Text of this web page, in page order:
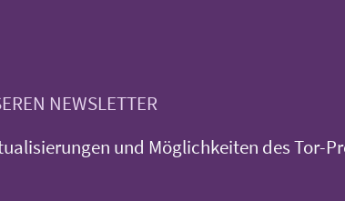
NEWSLETTER
und Möglichkeiten des Tor-